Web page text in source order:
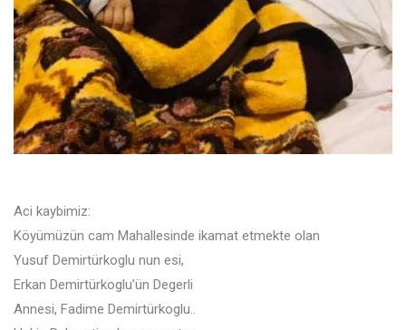
Aci kaybimiz:
Köyümüzün cam Mahallesinde ikamat etmekte olan
Yusuf Demirtürkoglu nun esi,
Erkan Demirtürkoglu’ün Degerli
Annesi, Fadime Demirtürkoglu..